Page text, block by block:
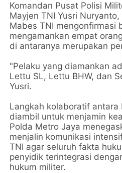
Komandan Pusat Polisi
Mayjen TNI Yusri
Mabes TNI mengonfirmasi
mengamankan empat
di antaranya merupakan
"Pelaku yang diamankan
Lettu SL, Lettu BHW, dan
Yusri.
Langkah kolaboratif antara
diambil untuk menjamin
Polda Metro Jaya
menjalin komunikasi
TNI agar seluruh fakta
penyidik terintegrasi
hukum militer.